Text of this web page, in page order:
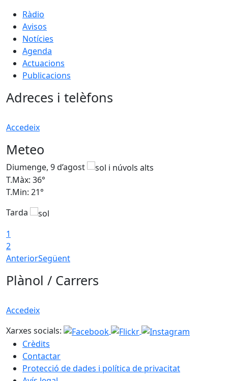
Ràdio
Avisos
Notícies
Agenda
Actuacions
Publicacions
Adreces i telèfons
Accedeix
Meteo
Diumenge, 9 d’agost
T.Màx: 36°
T.Min: 21°
Tarda
1
2
AnteriorSegüent
Plànol / Carrers
Accedeix
Xarxes socials:
Crèdits
Contactar
Protecció de dades i política de privacitat